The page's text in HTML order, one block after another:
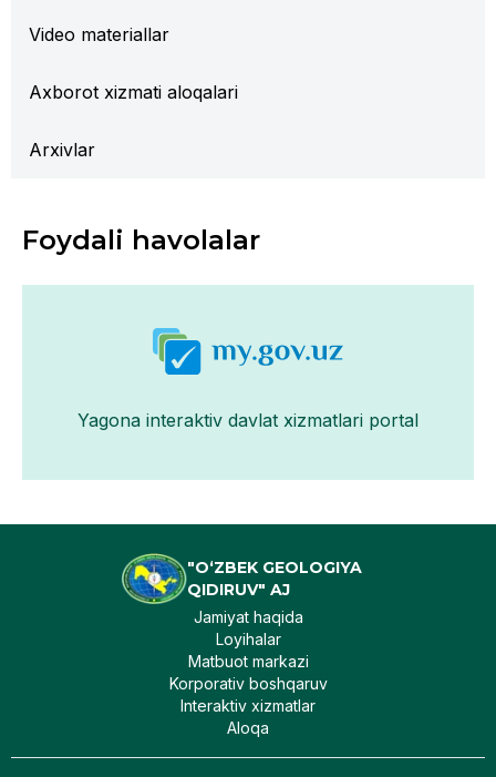
Video materiallar
Axborot xizmati aloqalari
Arxivlar
Foydali havolalar
Yagona interaktiv davlat xizmatlari portal
"O‘ZBEK GEOLOGIYA
QIDIRUV" AJ
Jamiyat haqida
Loyihalar
Matbuot markazi
Korporativ boshqaruv
Interaktiv xizmatlar
Aloqa